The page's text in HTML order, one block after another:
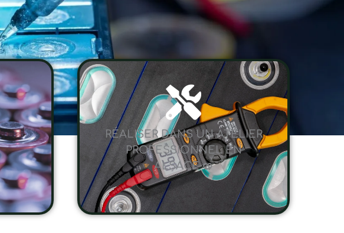
RÉALISER DANS UN ATELIER
PROFESSIONNEL EN
ALSACE 🥨